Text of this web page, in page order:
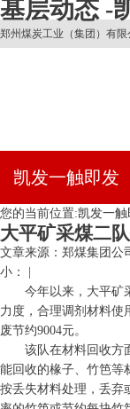
基层动态 -
郑州煤炭工业（集团）有限
凯发一触即发
您的当前位置:凯发一触
大平矿采煤二
文章来源：郑煤集团公
小： |
今年以来，大平矿
力度，合理调剂材料使
废节约9004元。
该队在材料回收方
能回收的椽子、竹笆等
按丢失材料处理，丢弃